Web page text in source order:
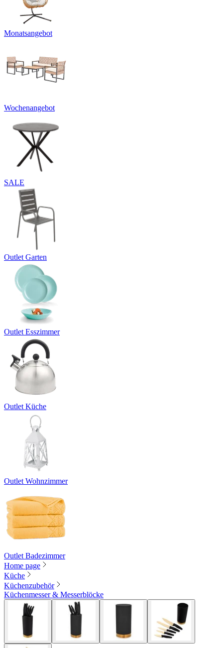
Monatsangebot
Wochenangebot
SALE
Outlet Garten
Outlet Esszimmer
Outlet Küche
Outlet Wohnzimmer
Outlet Badezimmer
Home page
Küche
Küchenzubehör
Küchenmesser & Messerblöcke